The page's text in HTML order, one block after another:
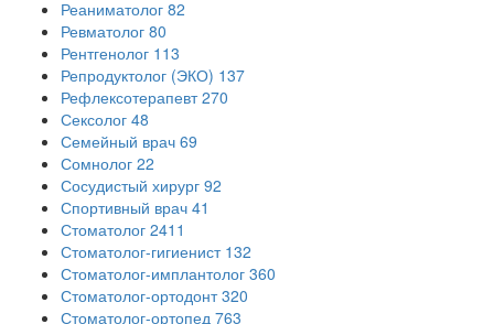
Реаниматолог 82
Ревматолог 80
Рентгенолог 113
Репродуктолог (ЭКО) 137
Рефлексотерапевт 270
Сексолог 48
Семейный врач 69
Сомнолог 22
Сосудистый хирург 92
Спортивный врач 41
Стоматолог 2411
Стоматолог-гигиенист 132
Стоматолог-имплантолог 360
Стоматолог-ортодонт 320
Стоматолог-ортопед 763